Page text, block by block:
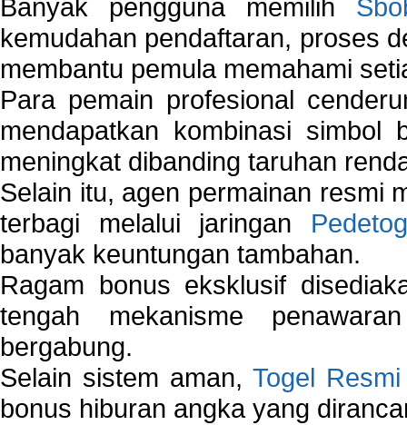
Banyak pengguna memilih
kemudahan pendaftaran, proses
membantu pemula memahami
Para pemain profesional
mendapatkan kombinasi
meningkat dibanding taruhan
Selain itu, agen permainan resmi
terbagi melalui jaringan
banyak keuntungan tambahan.
Ragam bonus eksklusif
tengah mekanisme
bergabung.
Selain sistem aman, Togel Resmi
bonus hiburan angka yang